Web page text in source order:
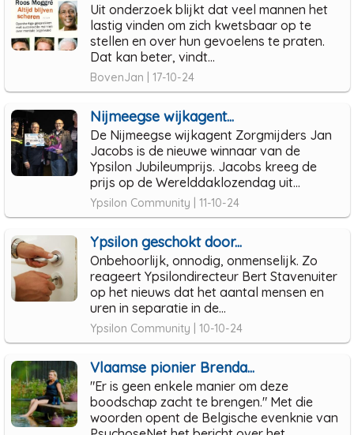
Uit onderzoek blijkt dat veel mannen het
lastig vinden om zich kwetsbaar op te
stellen en over hun gevoelens te praten.
Dat kan beter, vindt...
BovenJan | 17-10-24
Nijmeegse wijkagent...
De Nijmeegse wijkagent Zorgmijders Jan
Jacobs is de nieuwe winnaar van de
Ypsilon Jubileumprijs. Jacobs kreeg de
prijs op de Werelddaklozendag uit...
Ypsilon Community | 11-10-24
Ypsilon geschokt door...
Onbehoorlijk, onnodig, onmenselijk. Zo
reageert Ypsilondirecteur Bert Stavenuiter
op het nieuws dat het aantal mensen en
uren in separatie in de...
Ypsilon Community | 10-10-24
Vlaamse pionier Brenda...
"Er is geen enkele manier om deze
boodschap zacht te brengen." Met die
woorden opent de Belgische evenknie van